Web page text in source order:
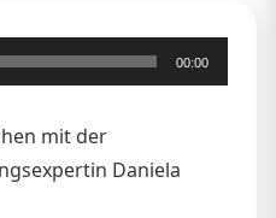
00:00
mit der
Daniela